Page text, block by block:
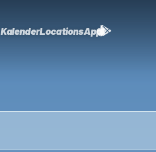
KalenderLocationsApp